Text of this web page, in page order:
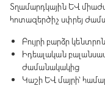
Տղամարդկային և
հոտազերծիչ սփրեյ
Բույրի բարձր
Իդեալական
ժամանակակից
Կաշի և մայրի՝